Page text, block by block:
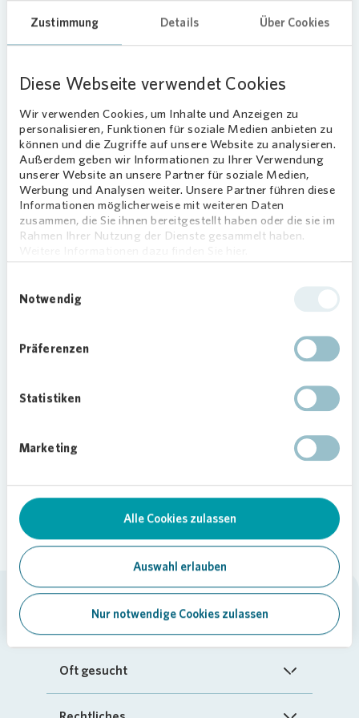
Zustimmung Details Über Cookies
Diese Webseite verwendet Cookies
Wir verwenden Cookies, um Inhalte und Anzeigen zu
personalisieren, Funktionen für soziale Medien anbieten zu
können und die Zugriffe auf unsere Website zu analysieren.
Außerdem geben wir Informationen zu Ihrer Verwendung
unserer Website an unsere Partner für soziale Medien,
Werbung und Analysen weiter. Unsere Partner führen diese
Informationen möglicherweise mit weiteren Daten
zusammen, die Sie ihnen bereitgestellt haben oder die sie im
Rahmen Ihrer Nutzung der Dienste gesammelt haben.
Notwendig
Präferenzen
Statistiken
Marketing
Alle Cookies zulassen
Auswahl erlauben
Nur notwendige Cookies zulassen
Sicherheitshinweis:
wird
vor Abschluss eines Mietvertrages
Wir verlangen auchkeine
Reservierungsgebühr oder Provision
von Interessenten! Sollten Sie
Schreiben oder Anrufe mit
unseriösen Forderungen erhalten,
melden Sie sich bitte umgehend bei
unseremKundenservice, da es sich
um einen Betrugsversuch handeln
könnte. Vielen Dank!
Startseite
Oft gesucht
FAQ